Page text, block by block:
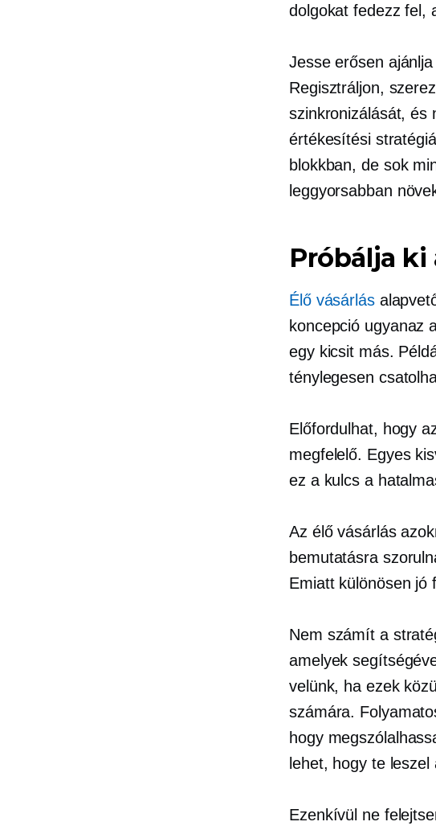
dolgokat fedezz fel,
Jesse erősen
Regisztráljon,
szinkronizálását, és
értékesítési
blokkban, de sok
leggyorsabban
Próbálja ki
Élő vásárlás
koncepció ugyanaz
egy kicsit más.
ténylegesen
Előfordulhat, hogy
megfelelő. Egyes
ez a kulcs a
Az élő vásárlás
bemutatásra
Emiatt különösen jó
Nem számít a
amelyek
velünk, ha ezek
számára.
hogy
lehet, hogy te leszel
Ezenkívül ne